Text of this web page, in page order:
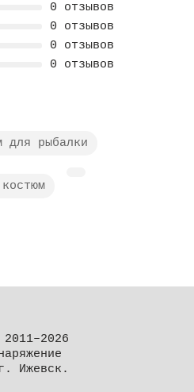
0 отзывов
0 отзывов
0 отзывов
0 отзывов
для рыбалки
Ижевск.